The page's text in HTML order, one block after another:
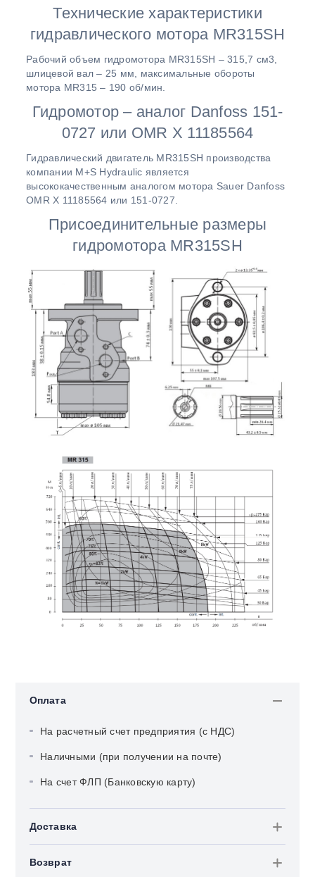
Технические характеристики
гидравлического мотора MR315SH
Рабочий объем гидромотора MR315SH – 315,7 см3,
шлицевой вал – 25 мм, максимальные обороты
мотора MR315 – 190 об/мин.
Гидромотор – аналог Danfoss 151-
0727 или OMR X 11185564
Гидравлический двигатель MR315SH производства
компании M+S Hydraulic является
высококачественным аналогом мотора Sauer Danfoss
OMR X 11185564 или 151-0727.
Присоединительные размеры
гидромотора MR315SH
Оплата
На расчетный счет предприятия (с НДС)
Наличными (при получении на почте)
На счет ФЛП (Банковскую карту)
Доставка
Возврат